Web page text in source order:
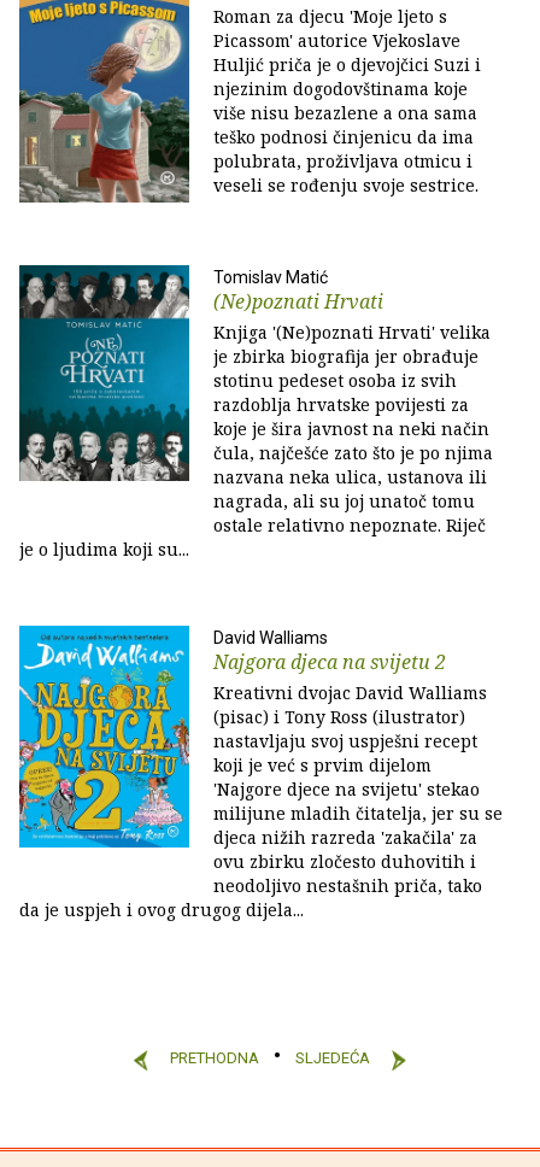
Roman za djecu 'Moje ljeto s
Picassom' autorice Vjekoslave
Huljić priča je o djevojčici Suzi i
njezinim dogodovštinama koje
više nisu bezazlene a ona sama
teško podnosi činjenicu da ima
polubrata, proživljava otmicu i
veseli se rođenju svoje sestrice.
Tomislav Matić
(Ne)poznati Hrvati
Knjiga '(Ne)poznati Hrvati' velika
je zbirka biografija jer obrađuje
stotinu pedeset osoba iz svih
razdoblja hrvatske povijesti za
koje je šira javnost na neki način
čula, najčešće zato što je po njima
nazvana neka ulica, ustanova ili
nagrada, ali su joj unatoč tomu
ostale relativno nepoznate. Riječ
je o ljudima koji su...
David Walliams
Najgora djeca na svijetu 2
Kreativni dvojac David Walliams
(pisac) i Tony Ross (ilustrator)
nastavljaju svoj uspješni recept
koji je već s prvim dijelom
'Najgore djece na svijetu' stekao
milijune mladih čitatelja, jer su se
djeca nižih razreda 'zakačila' za
ovu zbirku zločesto duhovitih i
neodoljivo nestašnih priča, tako
da je uspjeh i ovog drugog dijela...
PRETHODNA SLJEDEĆA